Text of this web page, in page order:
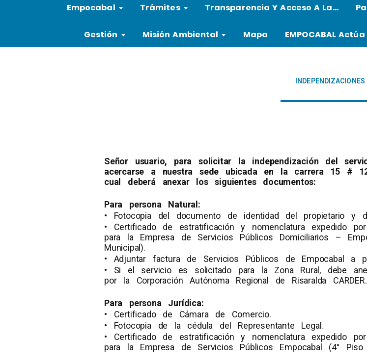
Empocabal Trámites Transparencia Y Acceso A La…
Gestión Misión Ambiental Mapa EMPOCABAL Actúa
INDEPENDIZACIONES
Señor usuario, para solicitar la independización del
acercarse a nuestra sede ubicada en la carrera 15 #
cual deberá anexar los siguientes documentos:
Para persona Natural:
• Fotocopia del documento de identidad del propietario y
• Certificado de estratificación y nomenclatura expedido
para la Empresa de Servicios Públicos Domiciliarios –
Municipal).
• Adjuntar factura de Servicios Públicos de Empocabal a
• Si el servicio es solicitado para la Zona Rural, debe
por la Corporación Autónoma Regional de Risaralda CARDER.
Para persona Jurídica:
• Certificado de Cámara de Comercio.
• Fotocopia de la cédula del Representante Legal.
• Certificado de estratificación y nomenclatura expedido
para la Empresa de Servicios Públicos Empocabal (4° Piso